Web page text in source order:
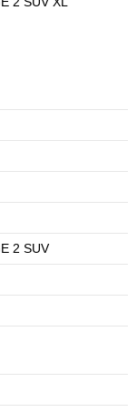
2 SUV